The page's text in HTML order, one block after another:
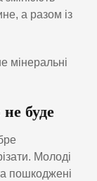
а разом із
мінеральні
буде
Молоді
пошкоджені